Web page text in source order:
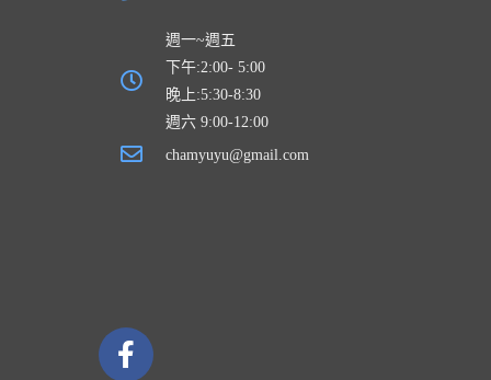
週一~週五
下午:2:00- 5:00
晚上:5:30-8:30
週六 9:00-12:00
chamyuyu@gmail.com